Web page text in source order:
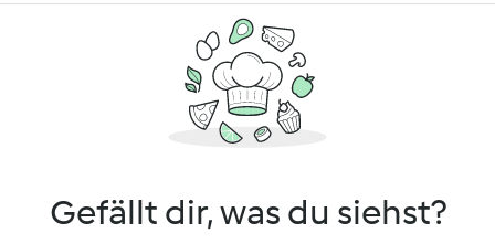
Gefällt dir, was du siehst?